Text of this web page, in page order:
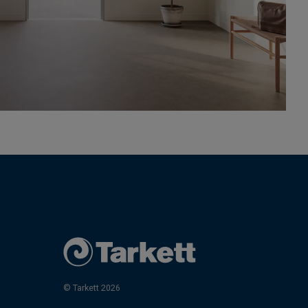
© Tarkett 2026